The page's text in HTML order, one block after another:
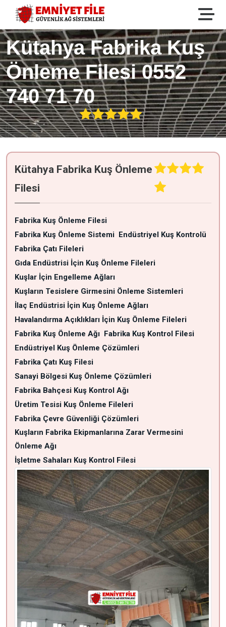
Kütahya Fabrika Kuş
Önleme Filesi 0552
740 71 70
Kütahya Fabrika Kuş Önleme
Filesi
Fabrika Kuş Önleme Filesi
Fabrika Kuş Önleme Sistemi Endüstriyel Kuş Kontrolü
Fabrika Çatı Fileleri
Gıda Endüstrisi İçin Kuş Önleme Fileleri
Kuşlar İçin Engelleme Ağları
Kuşların Tesislere Girmesini Önleme Sistemleri
İlaç Endüstrisi İçin Kuş Önleme Ağları
Havalandırma Açıklıkları İçin Kuş Önleme Fileleri
Fabrika Kuş Önleme Ağı Fabrika Kuş Kontrol Filesi
Endüstriyel Kuş Önleme Çözümleri
Fabrika Çatı Kuş Filesi
Sanayi Bölgesi Kuş Önleme Çözümleri
Fabrika Bahçesi Kuş Kontrol Ağı
Üretim Tesisi Kuş Önleme Fileleri
Fabrika Çevre Güvenliği Çözümleri
Kuşların Fabrika Ekipmanlarına Zarar Vermesini
Önleme Ağı
İşletme Sahaları Kuş Kontrol Filesi